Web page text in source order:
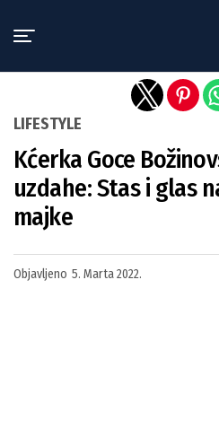
LIFESTYLE
Kćerka Goce
uzdahe: Stas i glas
majke
Objavljeno 5. Marta 2022.